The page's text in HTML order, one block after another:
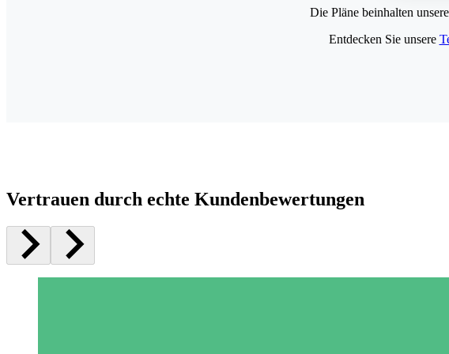
Die Pläne beinhalten unsere
Entdecken Sie unsere
Vertrauen durch echte Kundenbewertungen